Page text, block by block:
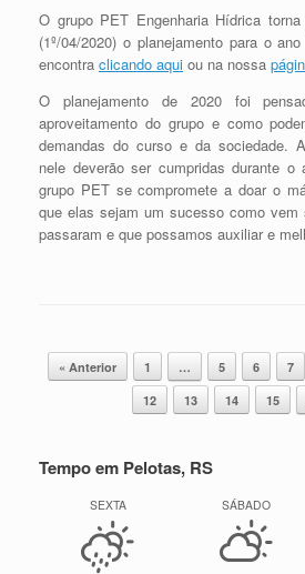
O grupo PET Engenharia Hídrica
(1º/04/2020) o planejamento para o
encontra clicando aqui ou na nossa
O planejamento de 2020 foi
aproveitamento do grupo e como
demandas do curso e da sociedade.
nele deverão ser cumpridas durante
grupo PET se compromete a doar o
que elas sejam um sucesso como
passaram e que possamos auxiliar e
Navegação de posts
« Anterior 1 … 5 6 7
12
13 14 15
Tempo em Pelotas, RS
SEXTA SÁBADO